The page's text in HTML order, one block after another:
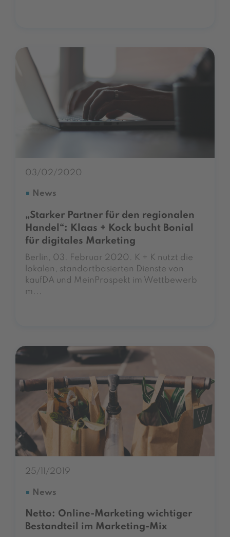
03/02/2020
News
„Starker Partner für den regionalen
Handel“: Klaas + Kock bucht Bonial
für digitales Marketing
Berlin, 03. Februar 2020. K + K nutzt die
lokalen, standortbasierten Dienste von
kaufDA und MeinProspekt im Wettbewerb
m...
25/11/2019
News
Netto: Online-Marketing wichtiger
Bestandteil im Marketing-Mix